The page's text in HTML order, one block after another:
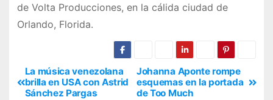
de Volta Producciones, en la cálida ciudad de
Orlando, Florida.
Johanna Aponte rompe
esquemas en la portada
de Too Much
La música venezolana
brilla en USA con Astrid
Sánchez Pargas